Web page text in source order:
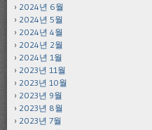
2024년 6월
2024년 5월
2024년 4월
2024년 2월
2024년 1월
2023년 11월
2023년 10월
2023년 9월
2023년 8월
2023년 7월